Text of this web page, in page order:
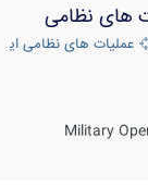
های نظامی
عملیات های نظامی ایران
Military